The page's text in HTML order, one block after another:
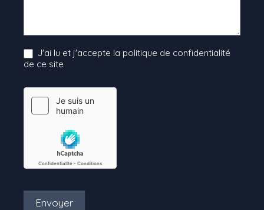
J'ai lu et j'accepte la politique de confidentialité
de ce site
Envoyer